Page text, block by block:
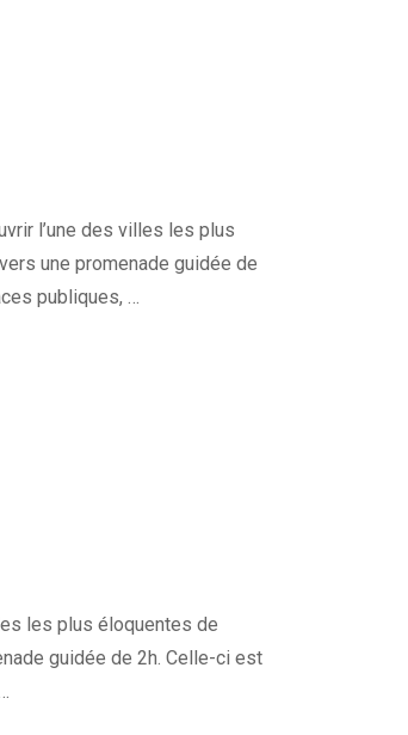
l’une des villes les plus
une promenade guidée de
publiques, …
les plus éloquentes de
guidée de 2h. Celle-ci est